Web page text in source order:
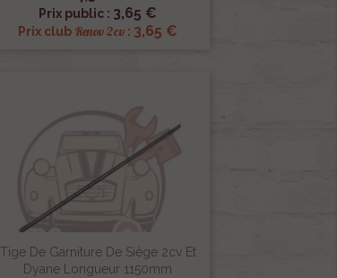
Prix public : 3,65 €
Prix club Renov 2cv : 3,65 €
 Aperçu rapide
Tige De Garniture De Siège 2cv Et
Dyane Longueur 1150mm